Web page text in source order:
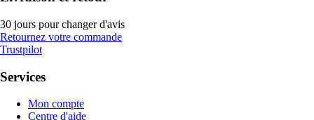
30 jours pour changer d'avis
Retournez votre commande
Trustpilot
Services
Mon compte
Centre d'aide